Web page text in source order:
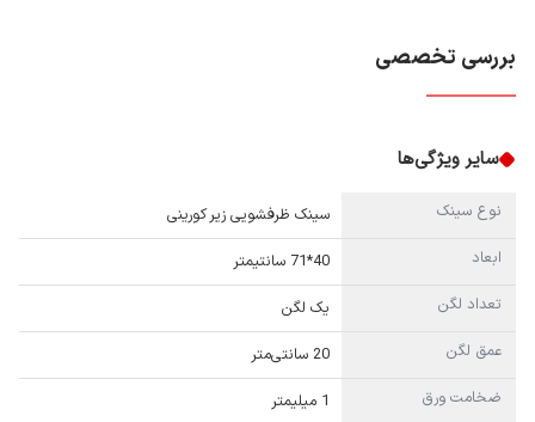
بررسی تخصصی
سایر ویژگی‌ها
نوع سینک
سینک ظرفشویی زیر کورینی
ابعاد
40*71 سانتیمتر
تعداد لگن
یک لگن
عمق لگن
20 سانتی‌متر
ضخامت ورق
1 میلیمتر